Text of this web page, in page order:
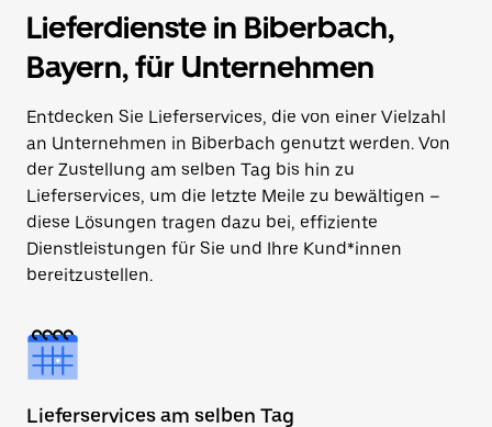
Lieferdienste in Biberbach,
Bayern, für Unternehmen
Entdecken Sie Lieferservices, die von einer Vielzahl
an Unternehmen in Biberbach genutzt werden. Von
der Zustellung am selben Tag bis hin zu
Lieferservices, um die letzte Meile zu bewältigen –
diese Lösungen tragen dazu bei, effiziente
Dienstleistungen für Sie und Ihre Kund*innen
bereitzustellen.
Lieferservices am selben Tag